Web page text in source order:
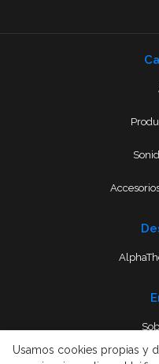
Usamos cookies propias y